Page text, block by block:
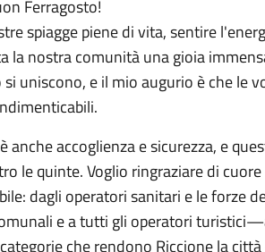
Ferragosto!
spiagge piene di vita, sentire
la nostra comunità una gioia
uniscono, e il mio augurio è che le
anche accoglienza e sicurezza, e
le quinte. Voglio ringraziare di
dagli operatori sanitari e le forze
e a tutti gli operatori
che rendono Riccione la